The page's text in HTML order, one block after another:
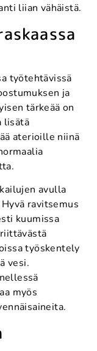
liian vähäistä.
työtehtävissä
ja
tärkeää on
lisätä
aterioille niinä
avulla
ravitsemus
kuumissa
työskentely
vesi.
myös